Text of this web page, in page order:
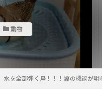
動物
水を全部弾く鳥！！！翼の機能が